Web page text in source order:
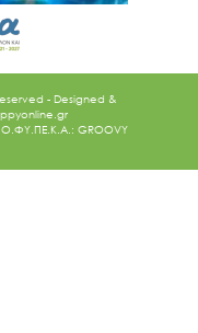
- Designed &
Ο.ΦΥ.ΠΕ.Κ.Α.: GROOVY